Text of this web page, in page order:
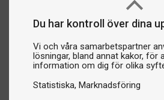
Du har kontroll över dina
Vi och våra samarbetspartner
lösningar, bland annat kakor, för
information om dig för olika
Statistiska Marknadsföring